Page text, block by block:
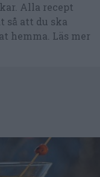
Alla recept
så att du ska
hemma. Läs mer